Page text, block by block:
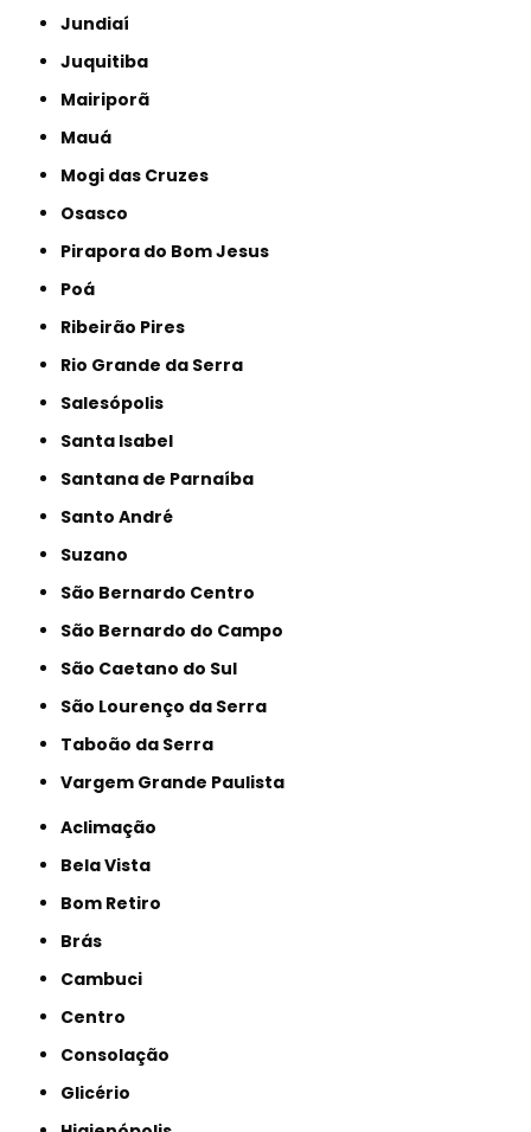
Jundiaí
Juquitiba
Mairiporã
Mauá
Mogi das Cruzes
Osasco
Pirapora do Bom Jesus
Poá
Ribeirão Pires
Rio Grande da Serra
Salesópolis
Santa Isabel
Santana de Parnaíba
Santo André
Suzano
São Bernardo Centro
São Bernardo do Campo
São Caetano do Sul
São Lourenço da Serra
Taboão da Serra
Vargem Grande Paulista
Aclimação
Bela Vista
Bom Retiro
Brás
Cambuci
Centro
Consolação
Glicério